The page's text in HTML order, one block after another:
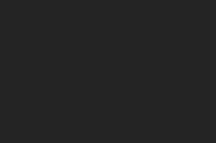
6,67 дюймов с
1,5К
визуальный комфорт во
контентом. Потрясающая